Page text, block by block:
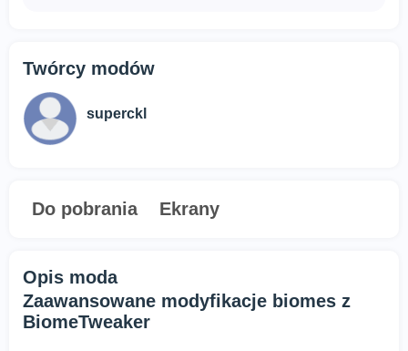
Twórcy modów
superckl
Do pobrania Ekrany
Opis moda
Zaawansowane modyfikacje biomes z
BiomeTweaker